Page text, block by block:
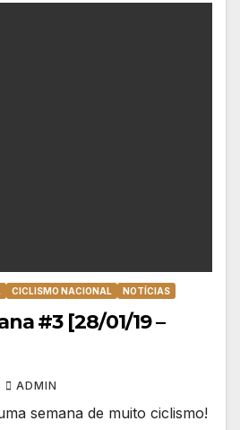
CICLISMO NACIONAL NOTÍCIAS
#3 [28/01/19 –
ADMIN
semana de muito ciclismo!